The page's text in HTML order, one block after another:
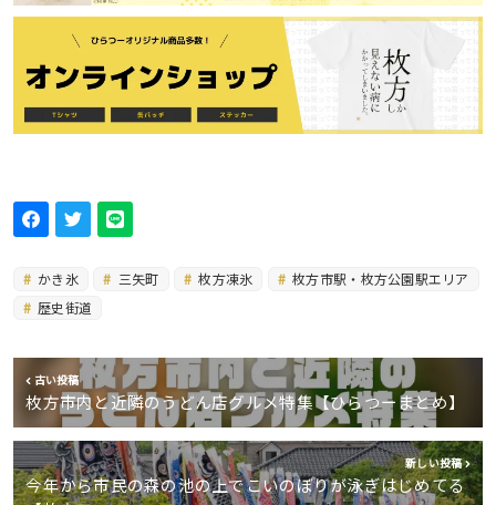
かき氷 三矢町 枚方凍氷
枚方市駅・枚方公園駅エリア
歴史街道
古い投稿
枚方市内と近隣のうどん店グルメ特集【ひらつーまとめ】
新しい投稿
今年から市民の森の池の上でこいのぼりが泳ぎはじめてる